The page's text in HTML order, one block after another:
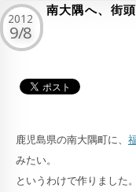
南大隅へ、街
2012
9/8
鹿児島県の南大隅町に、
みたい。
というわけで作りました